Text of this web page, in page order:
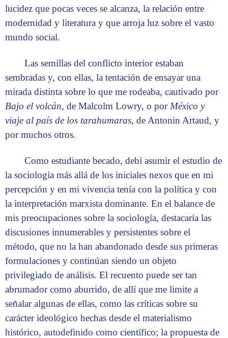
lucidez que pocas veces se alcanza, la relación entre
modernidad y literatura y que arroja luz sobre el vasto
mundo social.
Las semillas del conflicto interior estaban
sembradas y, con ellas, la tentación de ensayar una
mirada distinta sobre lo que me rodeaba, cautivado por
Bajo el volcán, de Malcolm Lowry, o por México y
viaje al país de los tarahumaras, de Antonin Artaud, y
por muchos otros.
Como estudiante becado, debí asumir el estudio de
la sociología más allá de los iniciales nexos que en mi
percepción y en mi vivencia tenía con la política y con
la interpretación marxista dominante. En el balance de
mis preocupaciones sobre la sociología, destacaría las
discusiones innumerables y persistentes sobre el
método, que no la han abandonado desde sus primeras
formulaciones y continúan siendo un objeto
privilegiado de análisis. El recuento puede ser tan
abrumador como aburrido, de allí que me limite a
señalar algunas de ellas, como las críticas sobre su
carácter ideológico hechas desde el materialismo
histórico, autodefinido como científico; la propuesta de